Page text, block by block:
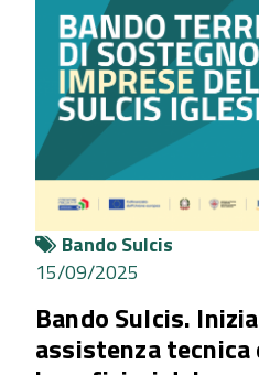
Bando Sulcis
15/09/2025
Bando Sulcis.
assistenza tecnica